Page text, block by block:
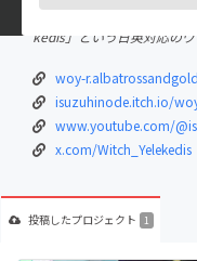
にも色々とやっているマ
kedis」という日英対応のヴ
woy-
isuzuhinode.itch.io/
www.youtube.com/
x.com/Witch_Yelekedis
投稿したプロジェクト 1